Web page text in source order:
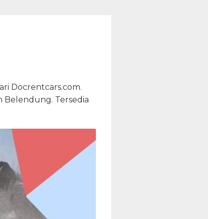
Docrentcars.com.
Belendung. Tersedia